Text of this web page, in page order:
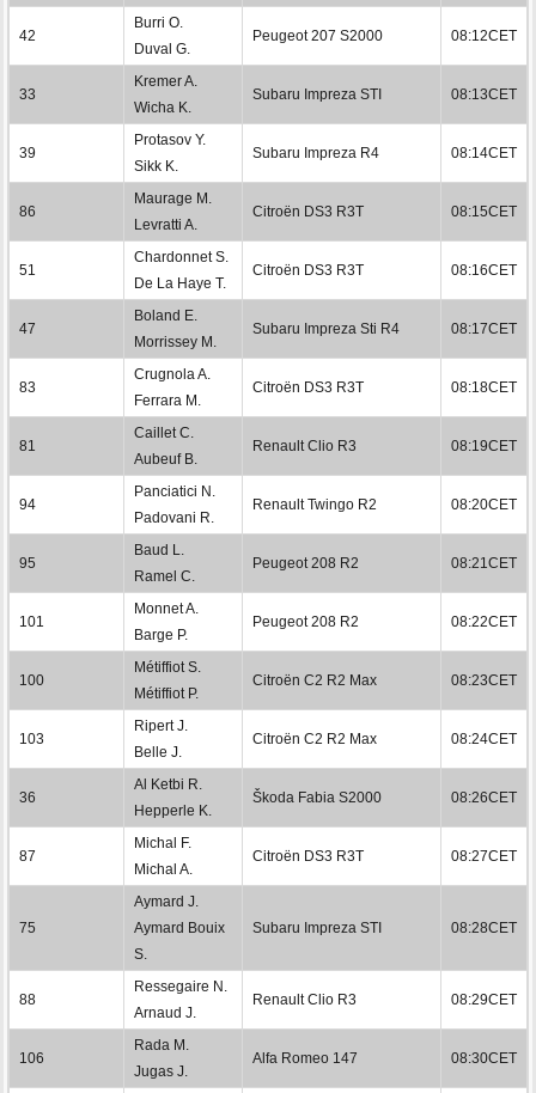
42
Burri O.
Duval G.
Peugeot 207 S2000 08:12CET
33
Kremer A.
Wicha K.
Subaru Impreza STI 08:13CET
39
Protasov Y.
Sikk K.
Subaru Impreza R4 08:14CET
86
Maurage M.
Levratti A.
Citroën DS3 R3T 08:15CET
51
Chardonnet S.
De La Haye T.
Citroën DS3 R3T 08:16CET
47
Boland E.
Morrissey M.
Subaru Impreza Sti R4 08:17CET
83
Crugnola A.
Ferrara M.
Citroën DS3 R3T 08:18CET
81
Caillet C.
Aubeuf B.
Renault Clio R3 08:19CET
94
Panciatici N.
Padovani R.
Renault Twingo R2 08:20CET
95
Baud L.
Ramel C.
Peugeot 208 R2 08:21CET
101
Monnet A.
Barge P.
Peugeot 208 R2 08:22CET
100
Métiffiot S.
Métiffiot P.
Citroën C2 R2 Max 08:23CET
103
Ripert J.
Belle J.
Citroën C2 R2 Max 08:24CET
36
Al Ketbi R.
Hepperle K.
Škoda Fabia S2000 08:26CET
87
Michal F.
Michal A.
Citroën DS3 R3T 08:27CET
75
Aymard J.
Aymard Bouix
S.
Subaru Impreza STI 08:28CET
88
Ressegaire N.
Arnaud J.
Renault Clio R3 08:29CET
106
Rada M.
Jugas J.
Alfa Romeo 147 08:30CET